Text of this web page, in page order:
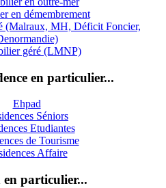
en démembrement
(Malraux, MH, Déficit Foncier,
géré (LMNP)
en particulier...
Ehpad
Séniors
Etudiantes
de Tourisme
Affaire
en particulier...